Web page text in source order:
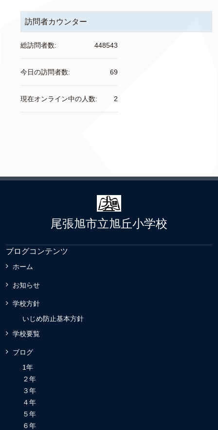
訪問者カウンター
448543
総訪問者数:
69
今日の訪問者数:
2
現在オンライン中の人数:
尾張旭市立旭丘小学校
ブログコンテンツ
ホーム
お知らせ
学校方針
いじめ防止基本方針
学校要覧
ブログ
1年
２年
３年
４年
５年
６年